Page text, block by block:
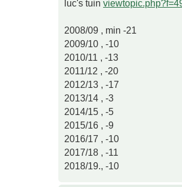
luc's tuin
2008/09 , min -21
2009/10 , -10
2010/11 , -13
2011/12 , -20
2012/13 , -17
2013/14 , -3
2014/15 , -5
2015/16 , -9
2016/17 , -10
2017/18 , -11
2018/19., -10